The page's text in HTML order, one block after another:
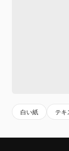
白い紙 テキ